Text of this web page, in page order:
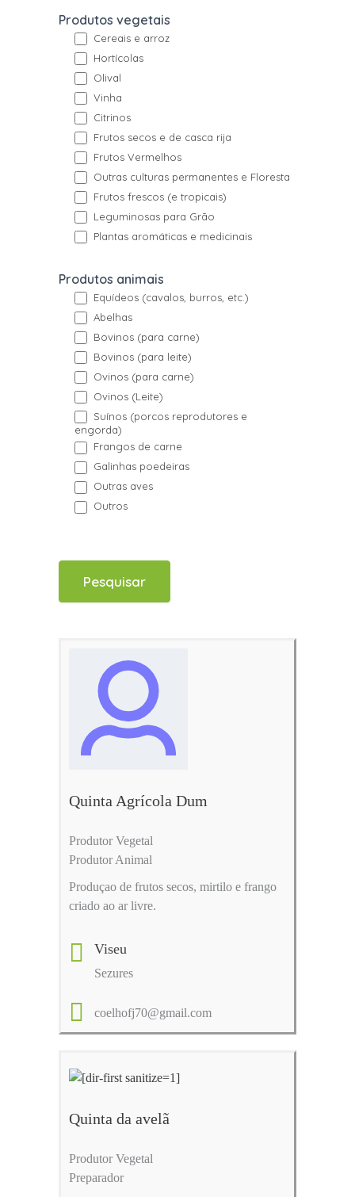
Produtos vegetais
Cereais e arroz
Hortícolas
Olival
Vinha
Citrinos
Frutos secos e de casca rija
Frutos Vermelhos
Outras culturas permanentes e Floresta
Frutos frescos (e tropicais)
Leguminosas para Grão
Plantas aromáticas e medicinais
Produtos animais
Equídeos (cavalos, burros, etc.)
Abelhas
Bovinos (para carne)
Bovinos (para leite)
Ovinos (para carne)
Ovinos (Leite)
Suínos (porcos reprodutores e
engorda)
Frangos de carne
Galinhas poedeiras
Outras aves
Outros
Pesquisar
Quinta Agrícola Dum
Produtor Vegetal
Produtor Animal
Produçao de frutos secos, mirtilo e frango
criado ao ar livre.
Viseu
Sezures
coelhofj70@gmail.com
Quinta da avelã
Produtor Vegetal
Preparador